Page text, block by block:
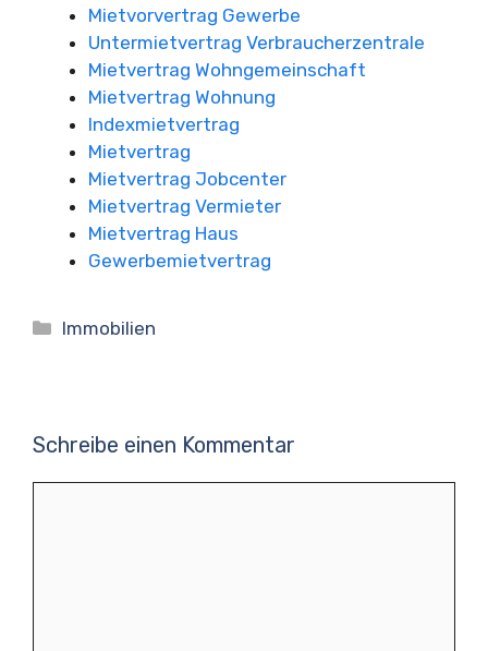
Mietvorvertrag Gewerbe
Untermietvertrag Verbraucherzentrale
Mietvertrag Wohngemeinschaft
Mietvertrag Wohnung
Indexmietvertrag
Mietvertrag
Mietvertrag Jobcenter
Mietvertrag Vermieter
Mietvertrag Haus
Gewerbemietvertrag
Kategorien
Immobilien
Schreibe einen Kommentar